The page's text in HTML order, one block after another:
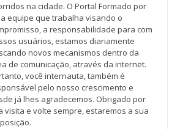
na cidade. O Portal Formado por
equipe que trabalha visando o
a responsabilidade para com
usuários, estamos diariamente
novos mecanismos dentro da
de comunicação, através da internet.
você internauta, também é
pelo nosso crescimento e
já lhes agradecemos. Obrigado por
visita e volte sempre, estaremos a sua